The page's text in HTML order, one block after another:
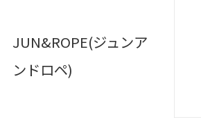
JUN&ROPE(ジュンア
ンドロペ)